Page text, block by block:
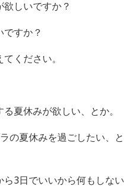
しいですか？
すか？
ください。
夏休みが欲しい、とか。
の夏休みを過ごしたい、と
ら3日でいいから何もしない